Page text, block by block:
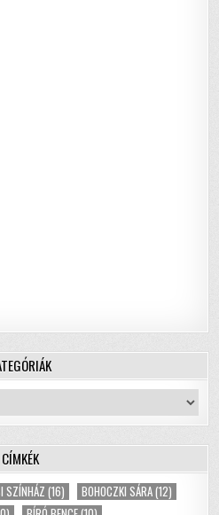
CÍMKÉK
SZÍNHÁZ (16) BOHOCZKI SÁRA(12)